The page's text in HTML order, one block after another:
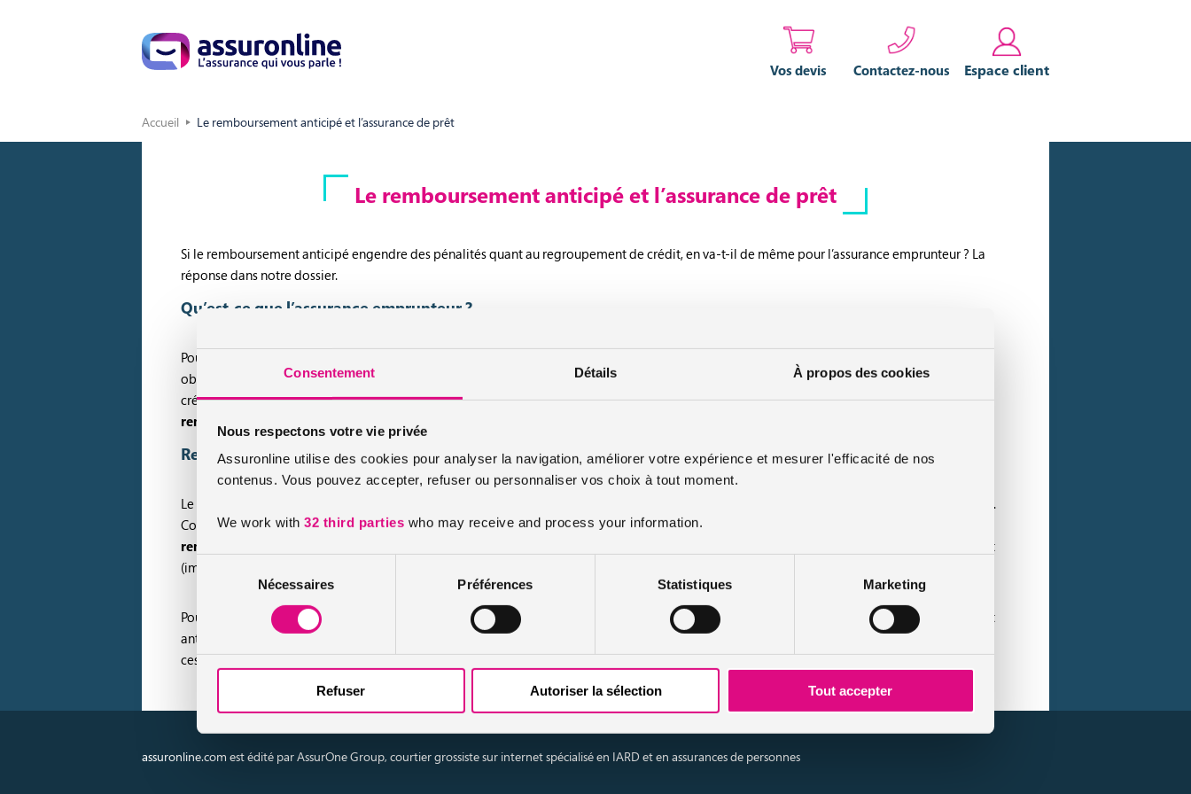
Consentement Détails À propos des cookies
Nous respectons votre vie privée
Assuronline utilise des cookies pour analyser la navigation, améliorer votre expérience et mesurer l'efficacité de nos
contenus. Vous pouvez accepter, refuser ou personnaliser vos choix à tout moment.
We work with 32 third parties who may receive and process your information.
Sélection
consentement
Nécessaires Préférences Statistiques Marketing
Refuser Autoriser la sélection Tout accepter
Vos devis Contactez-nous Espace client
Accueil Le remboursement anticipé et l’assurance de prêt
Le remboursement anticipé et l’assurance de prêt
Si le remboursement anticipé engendre des pénalités quant au regroupement de crédit, en va-t-il de même pour l’assurance emprunteur ? La
réponse dans notre dossier.
Qu’est-ce que l’assurance emprunteur ?
Pour concrétiser votre projet deprêt immobilier, l’emprunteur doit souscrire à une assurance emprunteur. Cette couverture légale mais non
obligatoire est aujourd’hui un élément-clé dans le traitement de demande de crédit. L’
assurance emprunteurprotège aussi bien le tenant du
crédit que les membres de sa famille. En effet, en cas d’accidents (décès, invalidité, et perte d’emploi) l’assurance prend en charge le
remboursement du crédit
en fonction des garanties contractées lors de la signature du contrat.
Remboursement de crédit par anticipation : comment ça marche ?
Le remboursement par anticipation correspond au remboursement partiel ou total de votre crédit avant la date de fin de votre contrat de prêt.
Contrairement au regroupement de crédit, il n’existe pas de pénalités, en revanche desindemnités
remboursement anticipé d’un crédit immobilier
. En fait, les frais de pénalités engendrés dépendent du type de crédit que vous avez souscrit
(immobilier, prêt conventionné, consommation…) et des clauses contractuelles.
Pour un prêt à la consommation supérieur à 10 000 €, la banque ou l’établissement de crédit peut demander une indemnité de remboursement
anticipé. En ce qui concerne, le prêt immobilier, le prêteur exige, dans la plupart des cas, des pénalités de remboursement anticipé.Cependant,
ces frais ne peuvent pas dépasser les 3% du capital restant dû.
assuronline.com est édité par AssurOne Group, courtier grossiste sur internet spécialisé en IARD et en assurances de personnes